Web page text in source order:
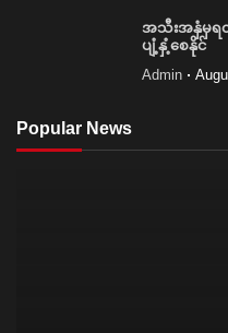
အသီးအနှံမှရ
ပျံ့နှံ့စေနိုင်
Admin
Popular News